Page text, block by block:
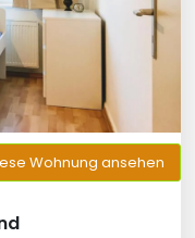
Wohnung ansehen